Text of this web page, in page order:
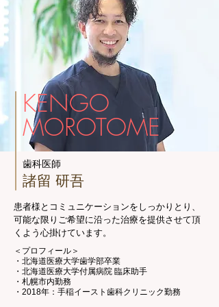
KENGO
MOROTOME
歯科医師
諸留 研吾
患者様とコミュニケーションをしっかりとり、
可能な限りご希望に沿った治療を提供させて頂
くよう心掛けています。
＜プロフィール＞
・北海道医療大学歯学部卒業
・北海道医療大学付属病院 臨床助手
・札幌市内勤務
・2018年：手稲イースト歯科クリニック勤務